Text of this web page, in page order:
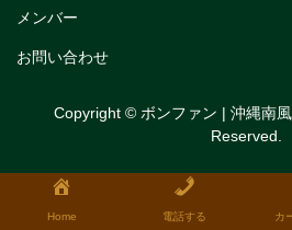
フルーツタルト
タルトレット
全国発送可能ギフト商品
メンバー
お問い合わせ
Copyright © ボンファン | 沖縄南
Reserved.
Home 電話する カ